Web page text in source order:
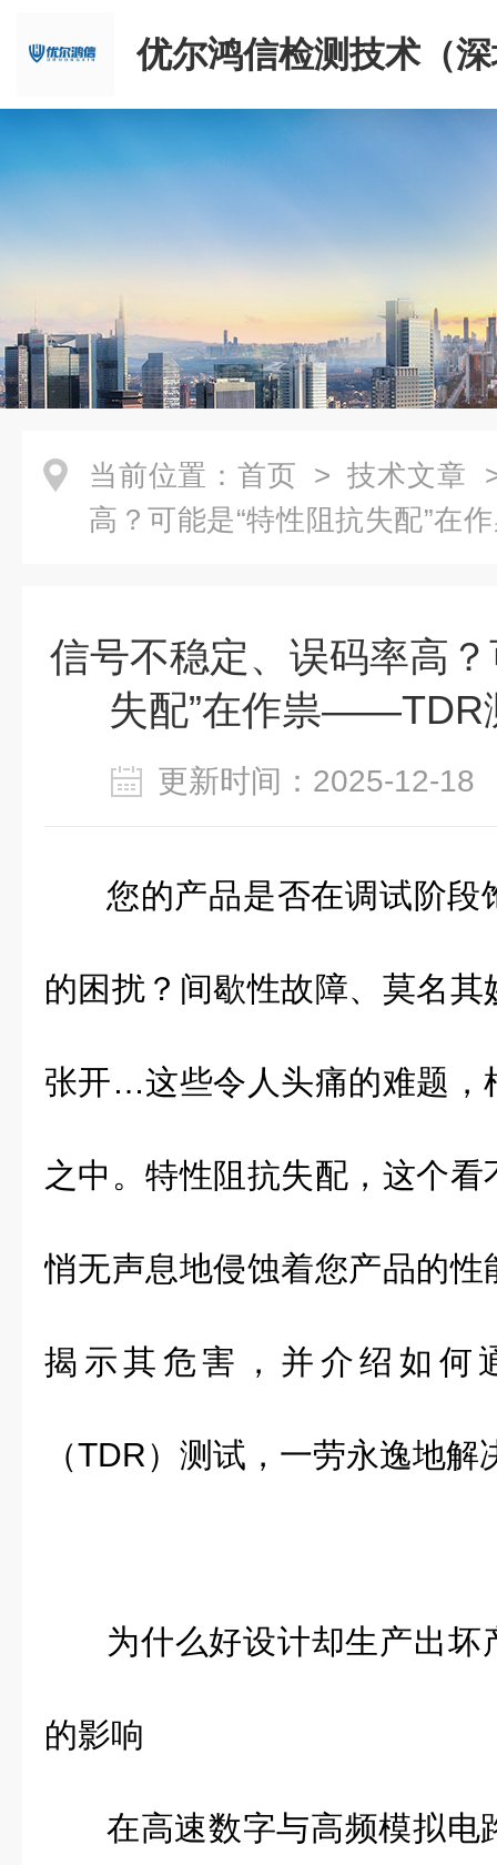
优尔鸿信检测技术（
限公司
当前位置： 首页 > 技术文章
高？可能是“特性阻抗失配”在
信号不稳定、误码率高
失配”在作祟——TDR
更新时间：2025-12-
您的产品是否在调试阶段
的困扰？间歇性故障、莫名
张开…这些令人头痛的难题，
之中。特性阻抗失配，这个
悄无声息地侵蚀着您产品的
揭示其危害，并介绍如何
（TDR）测试，一劳永逸地解
为什么好设计却生产出
的影响
在高速数字与高频模拟电